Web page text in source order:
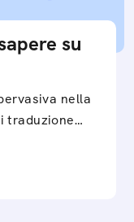
su
nella
traduzione